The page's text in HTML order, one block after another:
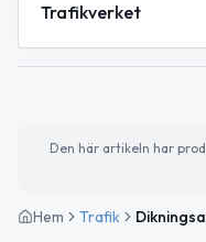
Trafikverket
Den här artikeln har
Hem Trafik